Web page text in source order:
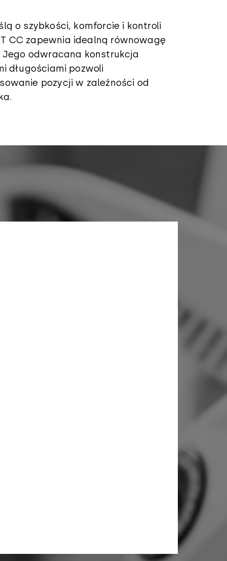
o szybkości, komforcie i kontroli
CC zapewnia idealną równowagę
odwracana konstrukcja
długościami pozwoli
pozycji w zależności od